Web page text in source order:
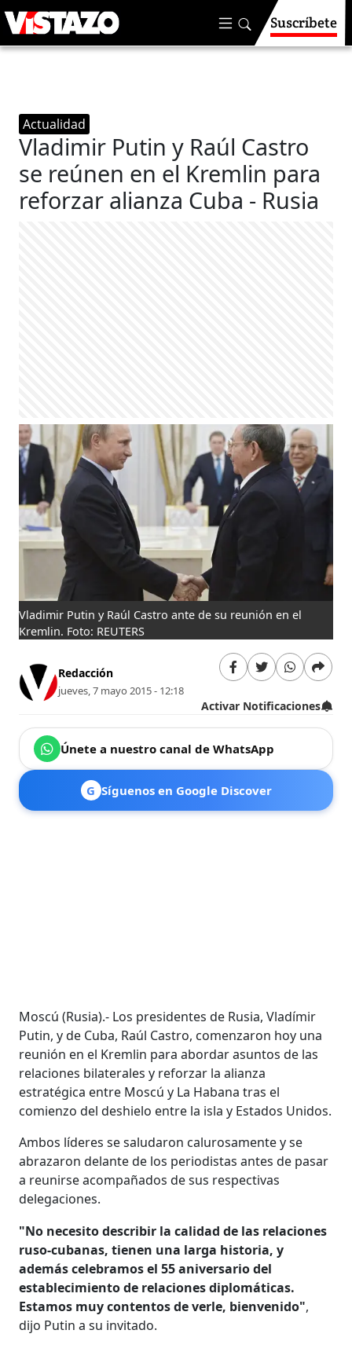
Suscríbete
Actualidad
Vladimir Putin y Raúl Castro
se reúnen en el Kremlin para
reforzar alianza Cuba - Rusia
Vladimir Putin y Raúl Castro ante de su reunión en el
Kremlin. Foto: REUTERS
Redacción
jueves, 7 mayo 2015 - 12:18
Activar Notificaciones
Únete a nuestro canal de WhatsApp
G Síguenos en Google Discover
Moscú (Rusia).- Los presidentes de Rusia, Vladímir
Putin, y de Cuba, Raúl Castro, comenzaron hoy una
reunión en el Kremlin para abordar asuntos de las
relaciones bilaterales y reforzar la alianza
estratégica entre Moscú y La Habana tras el
comienzo del deshielo entre la isla y Estados Unidos.
Ambos líderes se saludaron calurosamente y se
abrazaron delante de los periodistas antes de pasar
a reunirse acompañados de sus respectivas
delegaciones.
"No necesito describir la calidad de las relaciones
ruso-cubanas, tienen una larga historia, y
además celebramos el 55 aniversario del
establecimiento de relaciones diplomáticas.
Estamos muy contentos de verle, bienvenido",
dijo Putin a su invitado.